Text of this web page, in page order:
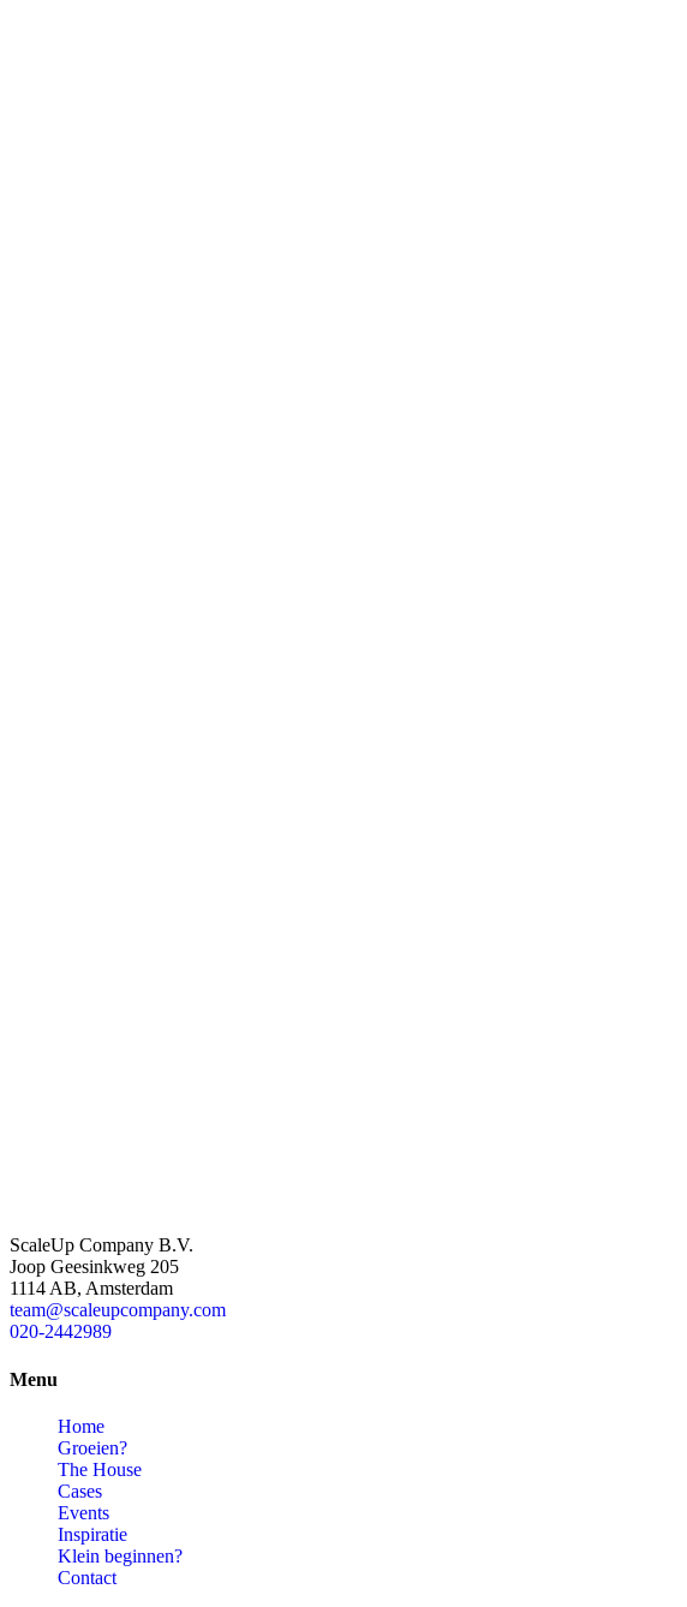
ScaleUp Company B.V.
Joop Geesinkweg 205
1114 AB, Amsterdam
team@scaleupcompany.com
020-2442989
Menu
Home
Groeien?
The House
Cases
Events
Inspiratie
Klein beginnen?
Contact